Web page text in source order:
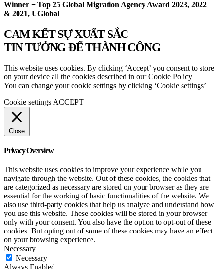
Winner − Top 25 Global Migration Agency Award 2023, 2022
& 2021, UGlobal
CAM KẾT SỰ XUẤT SẮC
TIN TƯỞNG ĐỂ THÀNH CÔNG
This website uses cookies. By clicking ‘Accept’ you consent to store
on your device all the cookies described in our Cookie Policy
You can change your cookie settings by clicking ‘Cookie settings’
Cookie settings ACCEPT
Close
Privacy Overview
This website uses cookies to improve your experience while you
navigate through the website. Out of these cookies, the cookies that
are categorized as necessary are stored on your browser as they are
essential for the working of basic functionalities of the website. We
also use third-party cookies that help us analyze and understand how
you use this website. These cookies will be stored in your browser
only with your consent. You also have the option to opt-out of these
cookies. But opting out of some of these cookies may have an effect
on your browsing experience.
Necessary
Necessary
Always Enabled